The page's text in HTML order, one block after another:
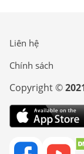
Liên hệ
Chính sách
Copyright ©